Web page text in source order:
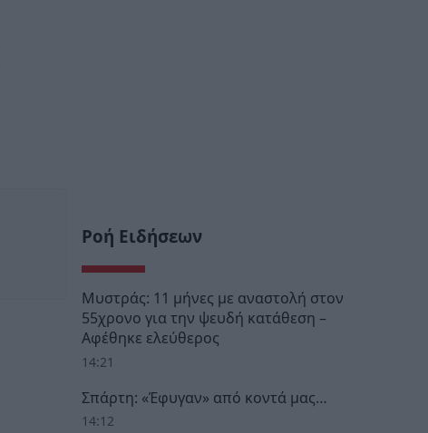
Ροή Ειδήσεων
Μυστράς: 11 μήνες με αναστολή στον
55χρονο για την ψευδή κατάθεση –
Αφέθηκε ελεύθερος
14:21
Σπάρτη: «Έφυγαν» από κοντά μας…
14:12